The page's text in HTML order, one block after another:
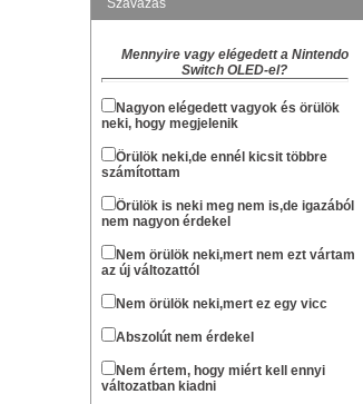
van kedved hangolódni az ünnepekre, az
megírhatja a készülődés és a Karácsony
várás hangulatát, hogy kinek hogyan zajlik
...ha csak nem halt ki véglegesen az oldal.
Norbi(HUN)
okt 13 : 22:57
stewe81
Sziasztok! Él még azért az oldal?
febr 11 : 14:49
Nem gondoltam volna resolve , hogy te
még fellátogatsz az oldalra.
Xbox -os léted révén gondoltam hogy lesz
egy Series géped.
Én lassan két hete várom hogy
Szavazás
Mennyire vagy elégedett a Nintendo
Switch OLED-el?
Nagyon elégedett vagyok és örülök
neki, hogy megjelenik
Örülök neki,de ennél kicsit többre
számítottam
Örülök is neki meg nem is,de igazából
nem nagyon érdekel
Nem örülök neki,mert nem ezt vártam
az új változattól
Nem örülök neki,mert ez egy vicc
Abszolút nem érdekel
Nem értem, hogy miért kell ennyi
változatban kiadni